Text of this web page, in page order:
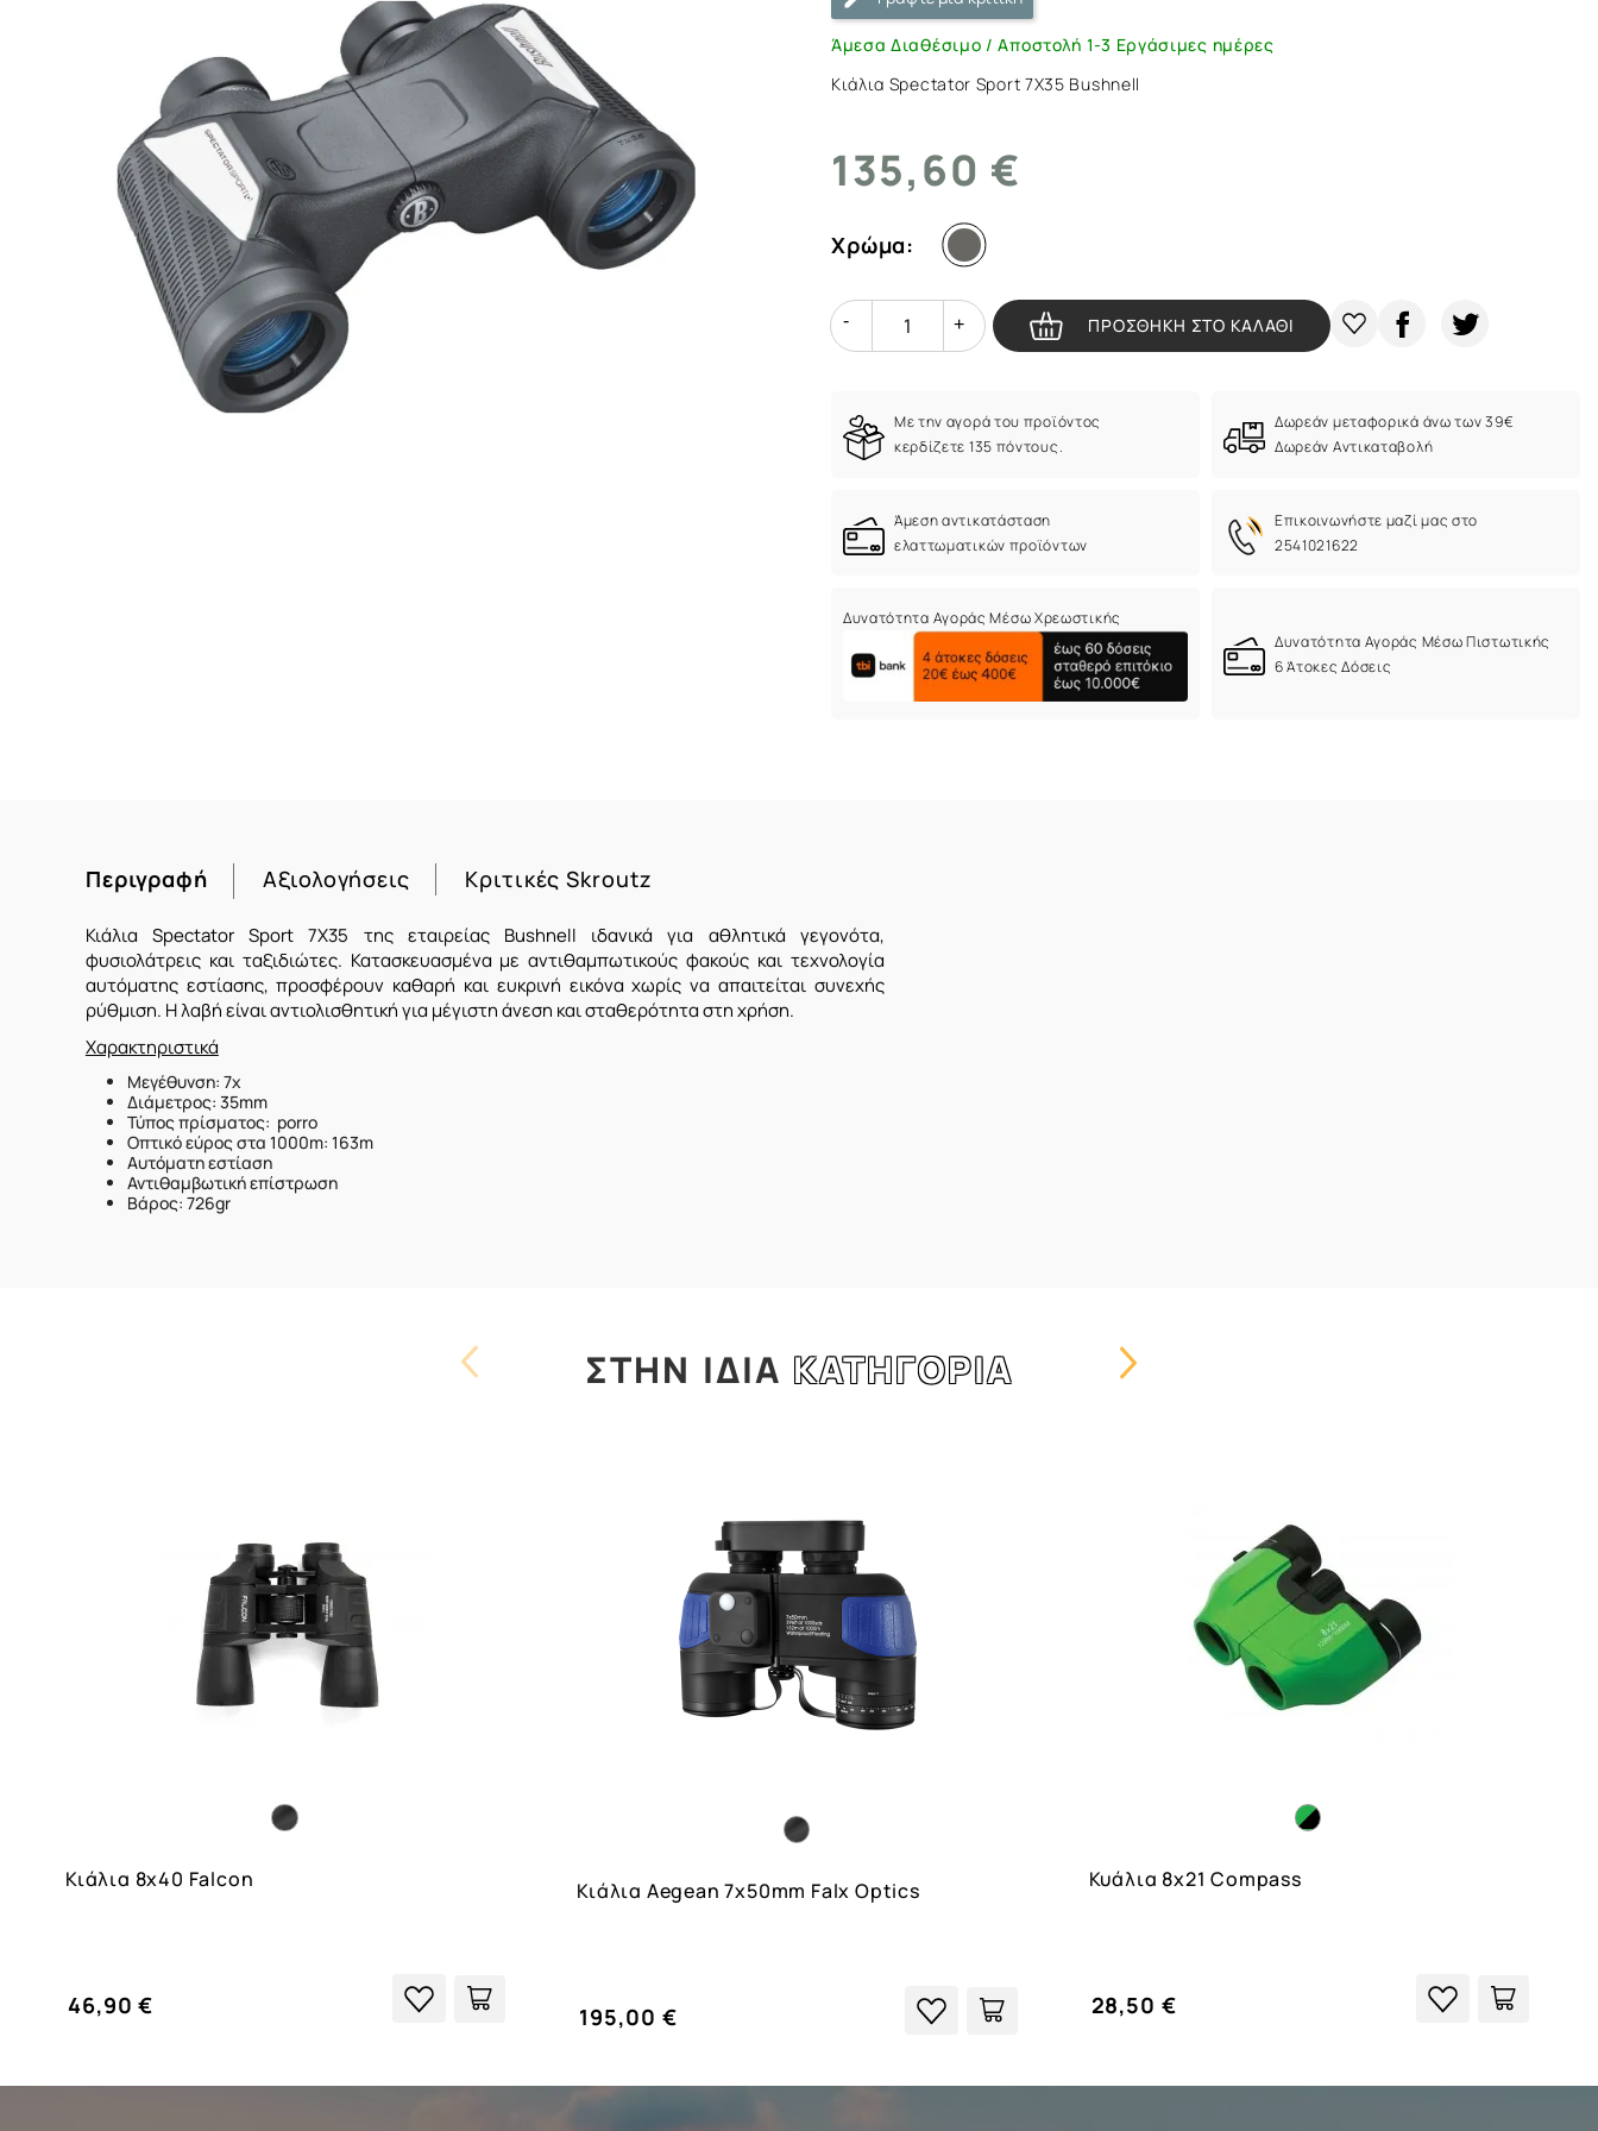
ArmyMarket.gr
Άμεσα Διαθέσιμο / Αποστολή 1-3 Εργάσιμες ημέρες
Κιάλια Spectator Sport 7X35 Bushnell
135,60 €
Χρώμα:
Quantity
Quantity ΠΡΟΣΘΗΚΗ ΣΤΟ ΚΑΛΑΘΙ
Με την αγορά του προϊόντος
κερδίζετε 135 πόντους.
Δωρεάν μεταφορικά άνω των 39€
Δωρεάν Αντικαταβολή
Άμεση αντικατάσταση
ελαττωματικών προϊόντων
Eπικοινωνήστε μαζί μας στο
2541021622
Δυνατότητα Αγοράς Μέσω Χρεωστικής
Δυνατότητα Αγοράς Μέσω Πιστωτικής
6 Άτοκες Δόσεις
Περιγραφή Αξιολογήσεις Κριτικές Skroutz
Κιάλια Spectator Sport 7X35 της εταιρείας Bushnell ιδανικά για αθλητικά γεγονότα,
φυσιολάτρεις και ταξιδιώτες. Κατασκευασμένα με αντιθαμπωτικούς φακούς και τεχνολογία
αυτόματης εστίασης, προσφέρουν καθαρή και ευκρινή εικόνα χωρίς να απαιτείται συνεχής
ρύθμιση. Η λαβή είναι αντιολισθητική για μέγιστη άνεση και σταθερότητα στη χρήση.
Χαρακτηριστικά
Μεγέθυνση: 7x
Διάμετρος: 35mm
Τύπος πρίσματος: porro
Οπτικό εύρος στα 1000m: 163m
Αυτόματη εστίαση
Αντιθαμβωτική επίστρωση
Βάρος: 726gr
ΣΤΗΝ ΙΔΙΑ ΚΑΤΗΓΟΡΙΑ
Κιάλια 8x40 Falcon
46,90 €
Κιάλια Aegean 7x50mm Falx Optics
195,00 €
Κυάλια 8x21 Compass
28,50 €